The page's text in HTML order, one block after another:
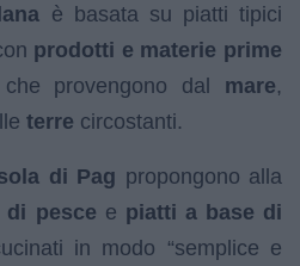
è basata su piatti tipici
prodotti e materie prime
provengono dal mare,
terre circostanti.
di Pag propongono alla
di pesce e piatti a base di
in modo “semplice e